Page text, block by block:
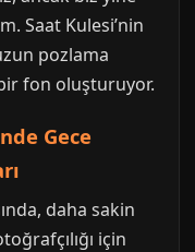
Saat Kulesi’nin
pozlama
fon oluşturuyor.
Gece
daha sakin
için